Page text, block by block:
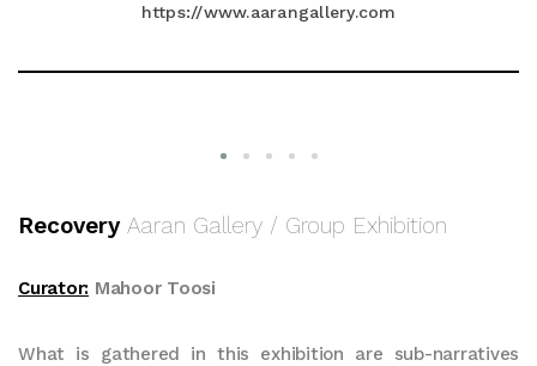
https://www.aarangallery.com
Recovery Aaran Gallery / Group Exhibition
Curator: Mahoor Toosi
What is gathered in this exhibition are sub-narratives